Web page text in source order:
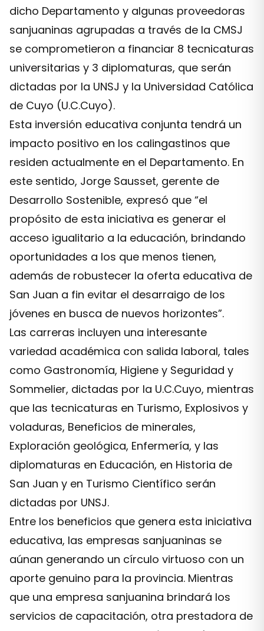
dicho Departamento y algunas proveedoras
sanjuaninas agrupadas a través de la CMSJ
se comprometieron a financiar 8 tecnicaturas
universitarias y 3 diplomaturas, que serán
dictadas por la UNSJ y la Universidad Católica
de Cuyo (U.C.Cuyo).
Esta inversión educativa conjunta tendrá un
impacto positivo en los calingastinos que
residen actualmente en el Departamento. En
este sentido, Jorge Sausset, gerente de
Desarrollo Sostenible, expresó que “el
propósito de esta iniciativa es generar el
acceso igualitario a la educación, brindando
oportunidades a los que menos tienen,
además de robustecer la oferta educativa de
San Juan a fin evitar el desarraigo de los
jóvenes en busca de nuevos horizontes”.
Las carreras incluyen una interesante
variedad académica con salida laboral, tales
como Gastronomía, Higiene y Seguridad y
Sommelier, dictadas por la U.C.Cuyo, mientras
que las tecnicaturas en Turismo, Explosivos y
voladuras, Beneficios de minerales,
Exploración geológica, Enfermería, y las
diplomaturas en Educación, en Historia de
San Juan y en Turismo Científico serán
dictadas por UNSJ.
Entre los beneficios que genera esta iniciativa
educativa, las empresas sanjuaninas se
aúnan generando un círculo virtuoso con un
aporte genuino para la provincia. Mientras
que una empresa sanjuanina brindará los
servicios de capacitación, otra prestadora de